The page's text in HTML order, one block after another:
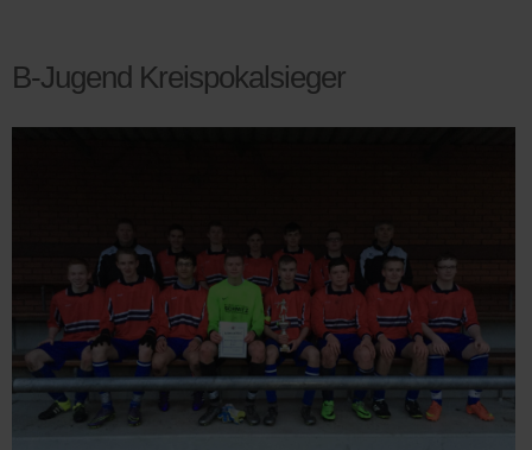
B-Jugend Kreispokalsieger